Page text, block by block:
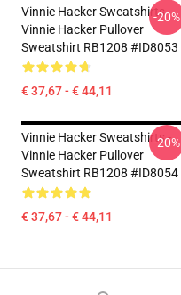
Vinnie Hacker Sweatshirts -
Vinnie Hacker Pullover
Sweatshirt RB1208 #ID8053
€ 37,67 - € 44,11
-20%
Vinnie Hacker Sweatshirts -
Vinnie Hacker Pullover
Sweatshirt RB1208 #ID8054
€ 37,67 - € 44,11
-20%